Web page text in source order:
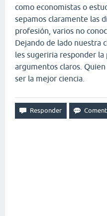
como economistas o
sepamos claramente las
profesión, varios no
Dejando de lado nuestra
les sugeriria responder
argumentos claros.
ser la mejor ciencia.